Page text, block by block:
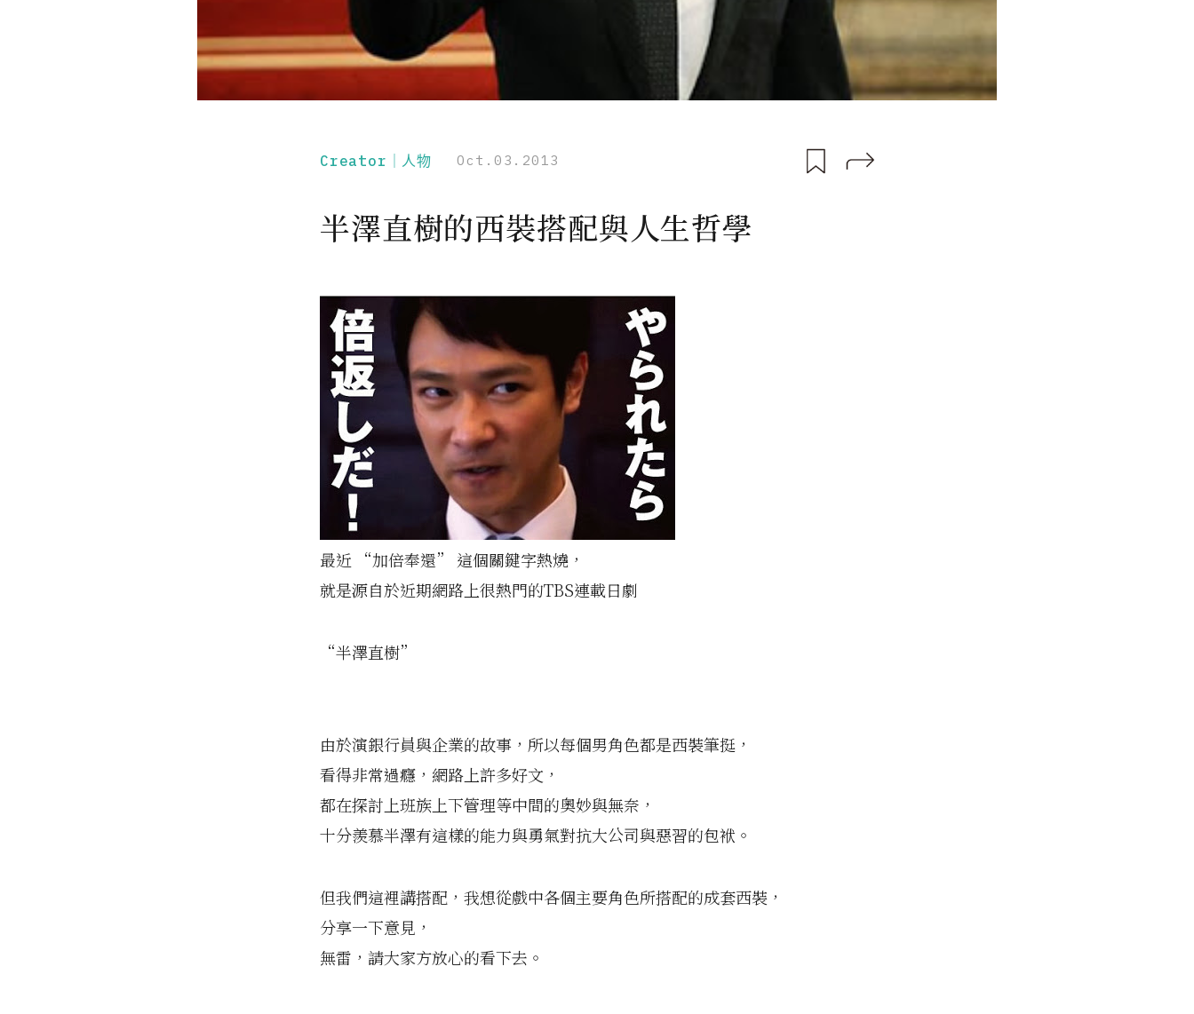
Creator｜人物 Oct.03.2013
半澤直樹的西裝搭配與人生哲學
最近 “加倍奉還” 這個關鍵字熱燒，
就是源自於近期網路上很熱門的TBS連載日劇
“半澤直樹”
由於演銀行員與企業的故事，所以每個男角色都是西裝筆挺，
看得非常過癮，網路上許多好文，
都在探討上班族上下管理等中間的奧妙與無奈，
十分羨慕半澤有這樣的能力與勇氣對抗大公司與惡習的包袱。
但我們這裡講搭配，我想從戲中各個主要角色所搭配的成套西裝，
分享一下意見，
無雷，請大家方放心的看下去。